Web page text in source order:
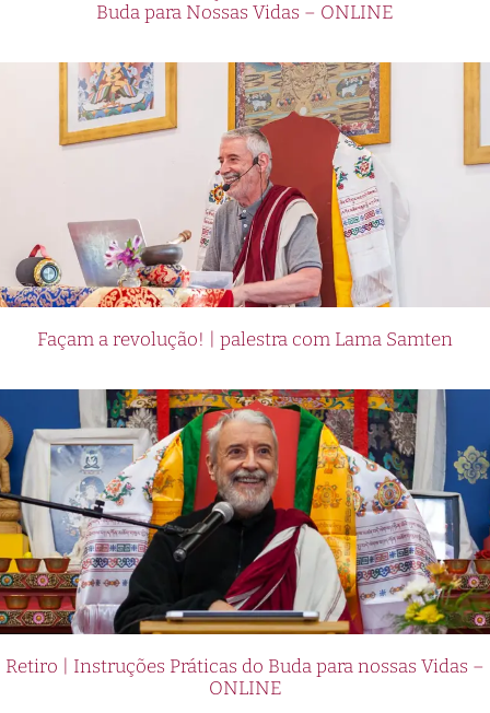
Buda para Nossas Vidas – ONLINE
Façam a revolução! | palestra com Lama Samten
Retiro | Instruções Práticas do Buda para nossas Vidas –
ONLINE